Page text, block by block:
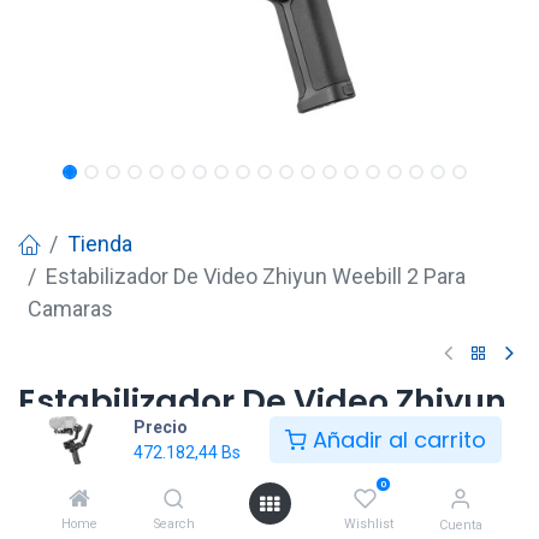
Precio
472.182,44Bs Añadir al carrito
Home Search
0
Wishlist Cuenta
Tienda
Estabilizador De Video Zhiyun Weebill 2 Para
Camaras
Estabilizador De Video Zhiyun
Weebill 2 Para Camaras
472.182,44 Bs